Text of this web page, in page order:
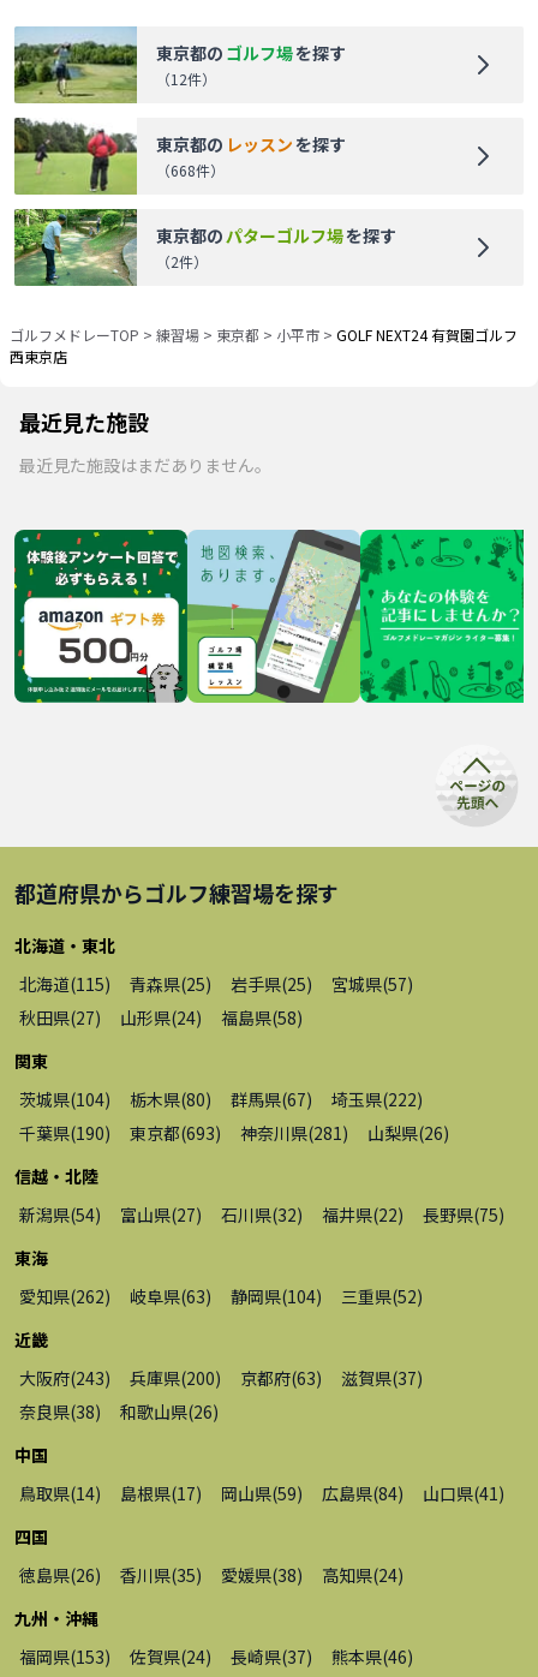
東京都の ゴルフ場を探す
（12件）
東京都の レッスンを探す
（668件）
東京都のパターゴルフ場を探す
（2件）
ゴルフメドレーTOP > 練習場 > 東京都 > 小平市 > GOLF NEXT24 有賀園ゴルフ
西東京店
最近見た施設
最近見た施設はまだありません。
都道府県からゴルフ練習場を探す
北海道・東北
北海道(115) 青森県(25) 岩手県(25) 宮城県(57)
秋田県(27) 山形県(24) 福島県(58)
関東
茨城県(104) 栃木県(80) 群馬県(67) 埼玉県(222)
千葉県(190) 東京都(693) 神奈川県(281) 山梨県(26)
信越・北陸
新潟県(54) 富山県(27) 石川県(32) 福井県(22) 長野県(75)
東海
愛知県(262) 岐阜県(63) 静岡県(104) 三重県(52)
近畿
大阪府(243) 兵庫県(200) 京都府(63) 滋賀県(37)
奈良県(38) 和歌山県(26)
中国
鳥取県(14) 島根県(17) 岡山県(59) 広島県(84) 山口県(41)
四国
徳島県(26) 香川県(35) 愛媛県(38) 高知県(24)
九州・沖縄
福岡県(153) 佐賀県(24) 長崎県(37) 熊本県(46)